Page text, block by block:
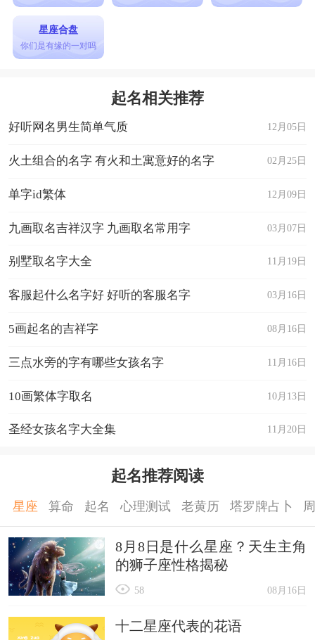
星座合盘
你们是有缘的一对吗
起名相关推荐
12月05日
好听网名男生简单气质
02月25日
火土组合的名字 有火和土寓意好的名字
12月09日
单字id繁体
03月07日
九画取名吉祥汉字 九画取名常用字
11月19日
别墅取名字大全
03月16日
客服起什么名字好 好听的客服名字
08月16日
5画起名的吉祥字
11月16日
三点水旁的字有哪些女孩名字
10月13日
10画繁体字取名
11月20日
圣经女孩名字大全集
起名推荐阅读
星座 算命 起名 心理测试 老黄历 塔罗牌占卜
8月8日是什么星座？天生主角
的狮子座性格揭秘
08月16日
58
十二星座代表的花语